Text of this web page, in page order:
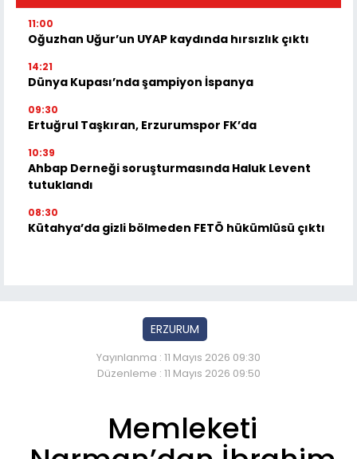
11:00
Oğuzhan Uğur’un UYAP kaydında hırsızlık çıktı
14:21
Dünya Kupası’nda şampiyon İspanya
09:30
Ertuğrul Taşkıran, Erzurumspor FK’da
10:39
Ahbap Derneği soruşturmasında Haluk Levent
tutuklandı
08:30
Kütahya’da gizli bölmeden FETÖ hükümlüsü çıktı
ERZURUM
Yayınlanma : 11 Mayıs 2026 09:30
Düzenleme : 11 Mayıs 2026 09:50
Memleketi